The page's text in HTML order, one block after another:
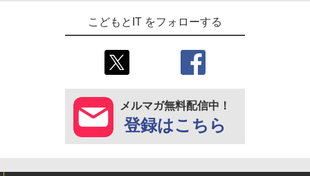
こどもとIT をフォローする
メルマガ無料配信中！
登録はこちら